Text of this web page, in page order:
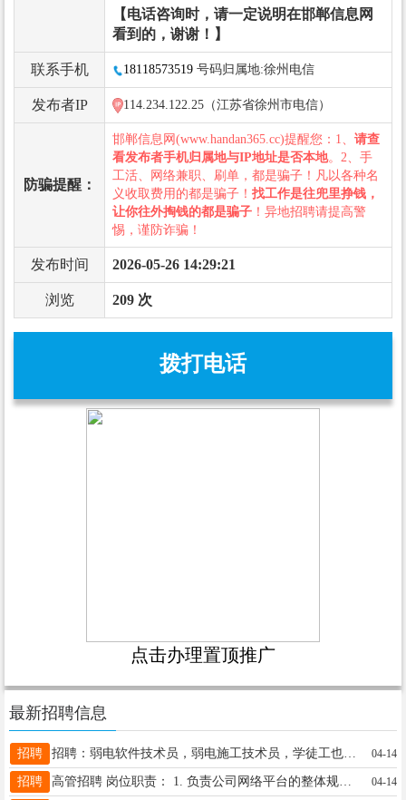
【电话咨询时，请一定说明在邯郸信息网
看到的，谢谢！】
联系手机 18118573519 号码归属地:徐州电信
发布者IP 114.234.122.25（江苏省徐州市电信）
防骗提醒：
邯郸信息网(www.handan365.cc)提醒您：1、 请查
看发布者手机归属地与IP地址是否本地。2、手
工活、网络兼职、刷单，都是骗子！凡以各种名
义收取费用的都是骗子！ 找工作是往兜里挣钱，
让你往外掏钱的都是骗子 ！异地招聘请提高警
惕，谨防诈骗！
发布时间 2026-05-26 14:29:21
浏览 209 次
拨打电话
点击办理置顶推广
最新招聘信息
招聘 招聘：弱电软件技术员，弱电施工技术员，学徒工也可以 地址: 丛台区兼庄乡联纺东路516号 04-14
招聘 高管招聘 岗位职责： 1. 负责公司网络平台的整体规划与运营，制定并执行网络运营策略； 2. 分析用户行为数据，优化内容策略，提高用户活跃度和粘性； 3. 管理团队日常工作，确保项目按时高质量完成； 4. 协调各部门资源，推动线上线下活动的顺利开展。 5. 能独立培训员工， 任职要求： 1. 市场营销、传媒等相关专业优先； 2. 至少3年以上的网络运营经验，有大型企业或平台运营经验者优先； 3. 熟悉互联网行业动态，具备敏锐的市场洞察力； 4. 具备良好的沟通协调能力和团队管理能力； 5. 有较强的数据分析能力，能够通过数据分析指导业务决策； 6. 性格开朗，具有较强的抗压能力。 福利待遇： 1. 年薪范围：12-20万人民币，具体面议； 2. 提供年终奖、绩效奖金； 3. 办公环境舒适，提供茶水间、休息区； 4. 每年组织团队建设活动，增进团队凝聚力。 5. 提供食宿，环境舒适。 招聘单位:河北田野节水灌溉设备有限公司 地址；邯郸市鸡泽县经济开发区 联系人；孙经理 地址: 鸡泽县鸡泽镇北线阁街与515国道交叉口东380米 04-14